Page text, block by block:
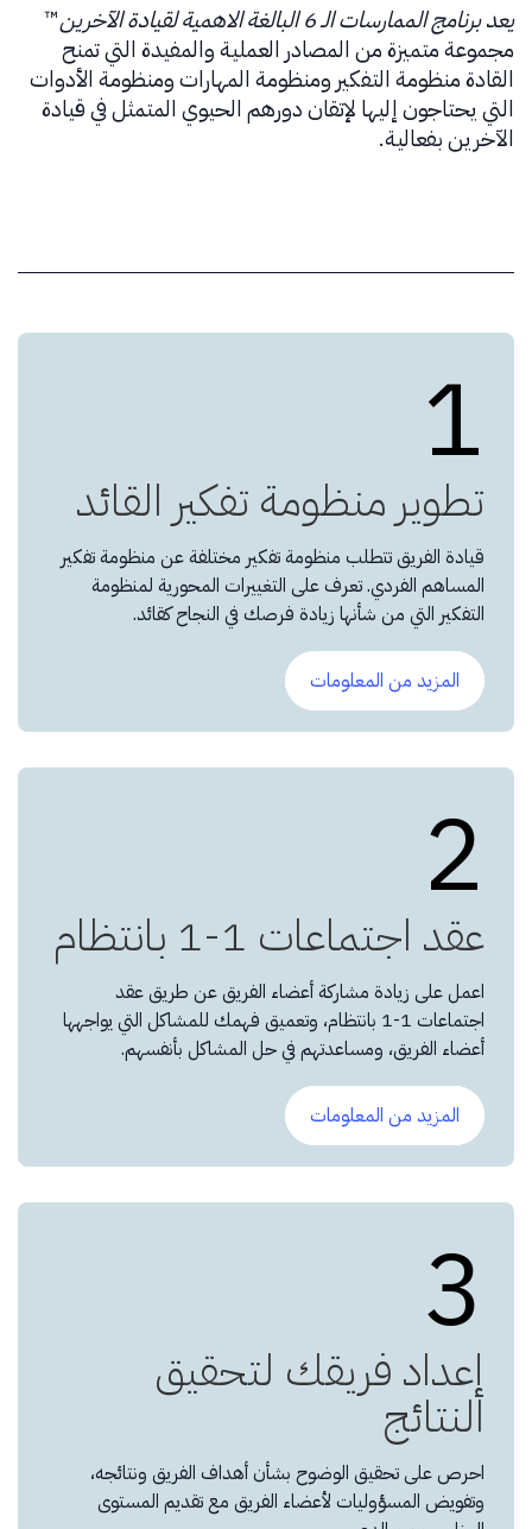
يعد برنامج الممارسات الـ 6 البالغة الاهمية لقيادة الآخرين
™
مجموعة متميزة من المصادر العملية والمفيدة التي تمنح
القادة منظومة التفكير ومنظومة المهارات ومنظومة الأدوات
التي يحتاجون إليها لإتقان دورهم الحيوي المتمثل في قيادة
الآخرين بفعالية.
1
تطوير منظومة تفكير القائد
قيادة الفريق تتطلب منظومة تفكير مختلفة عن منظومة تفكير
المساهم الفردي. تعرف على التغييرات المحورية لمنظومة
التفكير التي من شأنها زيادة فرصك في النجاح كقائد.
المزيد من المعلومات
2
عقد اجتماعات 1-1 بانتظام
اعمل على زيادة مشاركة أعضاء الفريق عن طريق عقد
اجتماعات 1-1 بانتظام، وتعميق فهمك للمشاكل التي يواجهها
أعضاء الفريق، ومساعدتهم في حل المشاكل بأنفسهم.
المزيد من المعلومات
3
إعداد فريقك لتحقيق
النتائج
احرص على تحقيق الوضوح بشأن أهداف الفريق ونتائجه،
وتفويض المسؤوليات لأعضاء الفريق مع تقديم المستوى